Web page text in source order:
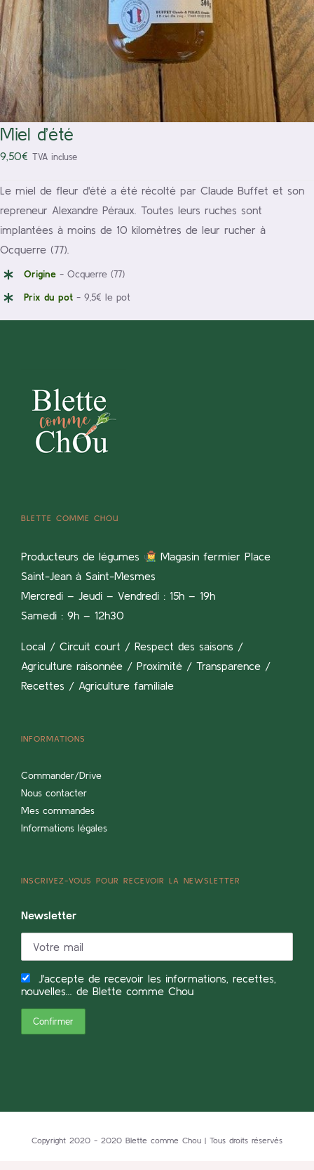
Miel d’été
9,50€ TVA incluse
Le miel de fleur d'été a été récolté par Claude Buffet et son
repreneur Alexandre Péraux. Toutes leurs ruches sont
implantées à moins de 10 kilomètres de leur rucher à
Ocquerre (77).
Origine- Ocquerre (77)
Prix du pot - 9,5€ le pot
BLETTE COMME CHOU
Producteurs de légumes
Magasin fermier Place
Saint-Jean à Saint-Mesmes
Mercredi – Jeudi – Vendredi : 15h – 19h
Samedi : 9h – 12h30
Local / Circuit court / Respect des saisons /
Agriculture raisonnée / Proximité / Transparence /
Recettes / Agriculture familiale
INFORMATIONS
Commander/Drive
Nous contacter
Mes commandes
Informations légales
INSCRIVEZ-VOUS POUR RECEVOIR LA NEWSLETTER
Newsletter
J'accepte de recevoir les informations, recettes,
nouvelles... de Blette comme Chou
Copyright 2020 - 2020 Blette comme Chou | Tous droits réservés